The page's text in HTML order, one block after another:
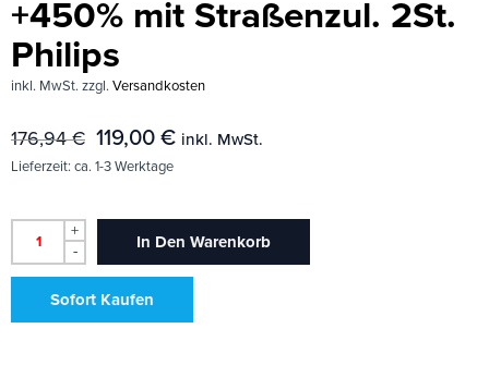
+450% mit Straßenzul. 2St.
Philips
inkl. MwSt. zzgl. Versandkosten
176,94€ 119,00 € inkl. MwSt.
Lieferzeit: ca. 1-3 Werktage
+
-
In Den Warenkorb
Sofort Kaufen